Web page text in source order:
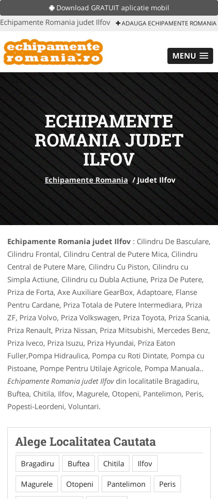
Download GRATUIT aplicatie mobil
Echipamente Romania judet Ilfov ADAUGA ECHIPAMENTE ROMANIA
MENU
ECHIPAMENTE
ROMANIA JUDET
ILFOV
Echipamente Romania /Judet Ilfov
Echipamente Romania judet Ilfov : Cilindru De Basculare,
Cilindru Frontal, Cilindru Central de Putere Mica, Cilindru
Central de Putere Mare, Cilindru Cu Piston, Cilindru cu
Simpla Actiune, Cilindru cu Dubla Actiune, Priza De Putere,
Priza de Forta, Axe Auxiliare GearBox, Adaptoare, Flanse
Pentru Cardane, Priza Totala de Putere Intermediara, Priza
ZF, Priza Volvo, Priza Volkswagen, Priza Toyota, Priza Scania,
Priza Renault, Priza Nissan, Priza Mitsubishi, Mercedes Benz,
Priza Iveco, Priza Isuzu, Priza Hyundai, Priza Eaton
Fuller,Pompa Hidraulica, Pompa cu Roti Dintate, Pompa cu
Pistoane, Pompe Pentru Utilaje Agricole, Pompa Manuala..
Echipamente Romania judet Ilfov din localitatile Bragadiru,
Buftea, Chitila, Ilfov, Magurele, Otopeni, Pantelimon, Peris,
Popesti-Leordeni, Voluntari.
Alege Localitatea Cautata
Bragadiru Buftea Chitila Ilfov
Magurele Otopeni Pantelimon Peris